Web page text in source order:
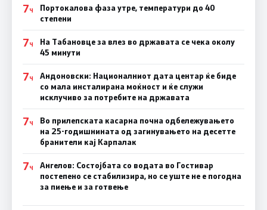
7Ч
Портокалова фаза утре, температури до 40
степени
7Ч
На Табановце за влез во државата се чека околу
45 минути
7Ч
Андоновски: Националниот дата центар ќе биде
со мала инсталирана моќност и ќе служи
исклучиво за потребите на државата
7Ч
Во прилепската касарна почна одбележувањето
на 25-годишнината од загинувањето на десетте
бранители кај Карпалак
7Ч
Ангелов: Состојбата со водата во Гостивар
постепено се стабилизира, но се уште не е погодна
за пиење и за готвење